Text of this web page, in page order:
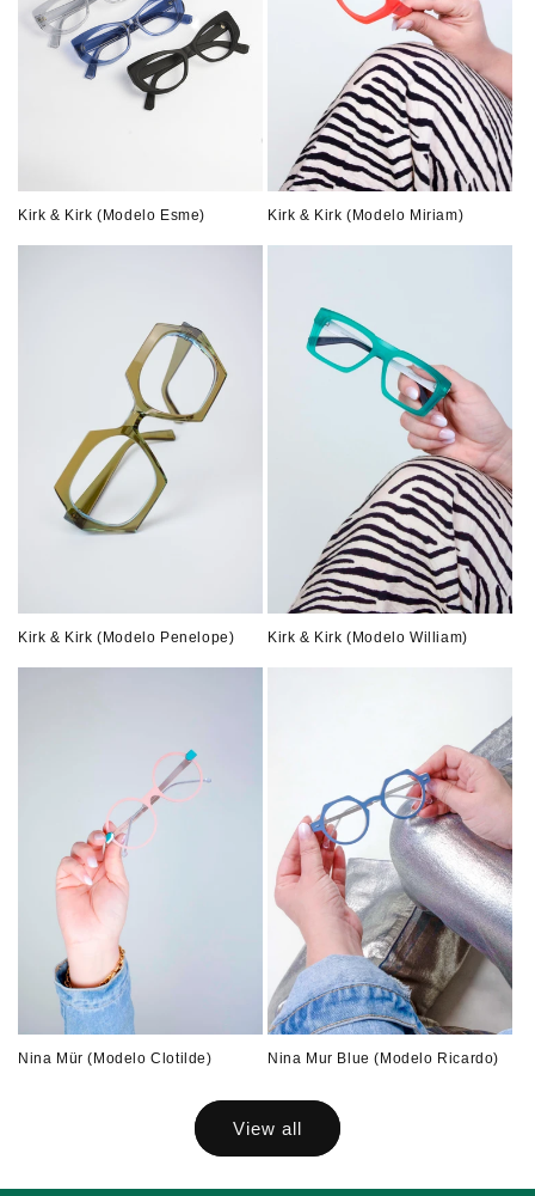
Kirk & Kirk (Modelo Esme) Kirk & Kirk (Modelo Miriam)
Kirk & Kirk (Modelo Penelope) Kirk & Kirk (Modelo William)
Nina Mür (Modelo Clotilde) Nina Mur Blue (Modelo Ricardo)
View all